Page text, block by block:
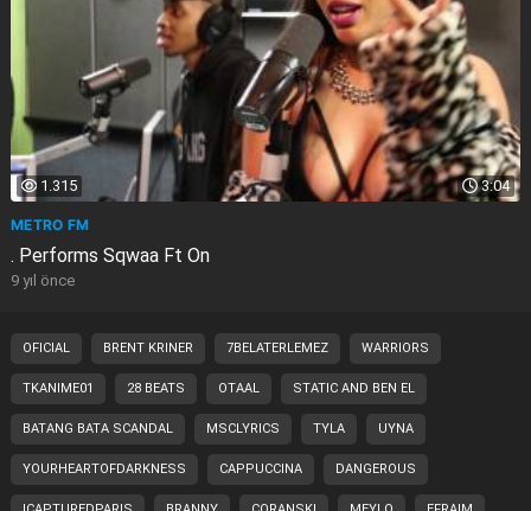
3:04
1.315
METRO FM
. Performs Sqwaa Ft On
9 yıl önce
OFICIAL BRENT KRINER 7BELATERLEMEZ WARRIORS
TKANIME01 28 BEATS OTAAL STATIC AND BEN EL
BATANG BATA SCANDAL MSCLYRICS TYLA UYNA
YOURHEARTOFDARKNESS CAPPUCCINA DANGEROUS